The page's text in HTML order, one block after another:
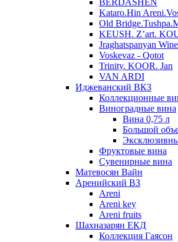
BERDASHEN
Kataro.Hin
Old
KEUSH. Z’art.
Jraghatspanyan
Voskevaz - Qotot
Trinity. KOOR. Jan
VAN ARDI
Иджеванский ВКЗ
Коллекционные
Виноградные вина
Вина 0,75 л
Большой
Фруктовые вина
Cувенирные вина
Матевосян Вайн
Аренийский ВЗ
Areni
Areni key
Areni fruits
Шахназарян ЕКД
Коллекция Гаясон